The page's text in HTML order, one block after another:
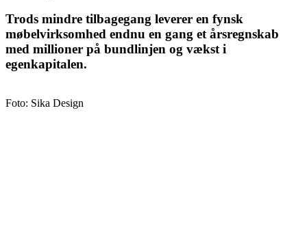
Trods mindre tilbagegang leverer en fynsk
møbelvirksomhed endnu en gang et årsregnskab
med millioner på bundlinjen og vækst i
egenkapitalen.
Foto: Sika Design